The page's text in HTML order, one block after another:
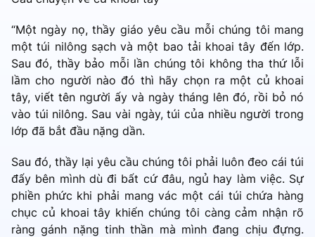
“Một ngày nọ, thầy giáo yêu cầu mỗi chúng tôi mang
một túi nilông sạch và một bao tải khoai tây đến lớp.
Sau đó, thầy bảo mỗi lần chúng tôi không tha thứ lỗi
lầm cho người nào đó thì hãy chọn ra một củ khoai
tây, viết tên người ấy và ngày tháng lên đó, rồi bỏ nó
vào túi nilông. Sau vài ngày, túi của nhiều người trong
lớp đã bắt đầu nặng dần.
Sau đó, thầy lại yêu cầu chúng tôi phải luôn đeo cái túi
đấy bên mình dù đi bất cứ đâu, ngủ hay làm việc. Sự
phiền phức khi phải mang vác một cái túi chứa hàng
chục củ khoai tây khiến chúng tôi càng cảm nhận rõ
ràng gánh nặng tinh thần mà mình đang chịu đựng.